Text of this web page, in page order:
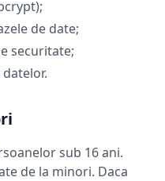
de date;
securitate;
sub 16 ani.
de la minori. Daca